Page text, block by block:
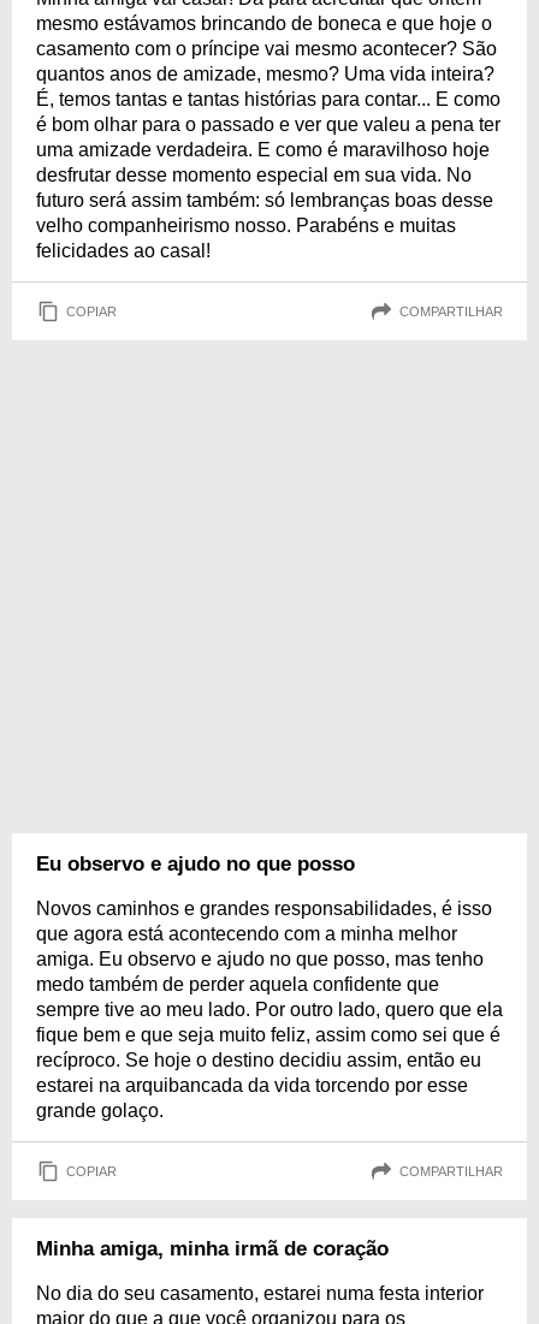
mesmo estávamos brincando de boneca e que hoje o
casamento com o príncipe vai mesmo acontecer? São
quantos anos de amizade, mesmo? Uma vida inteira?
É, temos tantas e tantas histórias para contar... E como
é bom olhar para o passado e ver que valeu a pena ter
uma amizade verdadeira. E como é maravilhoso hoje
desfrutar desse momento especial em sua vida. No
futuro será assim também: só lembranças boas desse
velho companheirismo nosso. Parabéns e muitas
felicidades ao casal!
COPIAR COMPARTILHAR
Eu observo e ajudo no que posso
Novos caminhos e grandes responsabilidades, é isso
que agora está acontecendo com a minha melhor
amiga. Eu observo e ajudo no que posso, mas tenho
medo também de perder aquela confidente que
sempre tive ao meu lado. Por outro lado, quero que ela
fique bem e que seja muito feliz, assim como sei que é
recíproco. Se hoje o destino decidiu assim, então eu
estarei na arquibancada da vida torcendo por esse
grande golaço.
COPIAR COMPARTILHAR
Minha amiga, minha irmã de coração
No dia do seu casamento, estarei numa festa interior
maior do que a que você organizou para os